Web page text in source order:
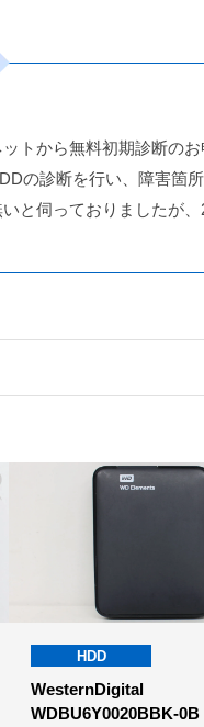
トから無料初期診断の
の診断を行い、障害箇
と伺っておりましたが
HDD
WesternDigital
WDBU6Y0020BBK-